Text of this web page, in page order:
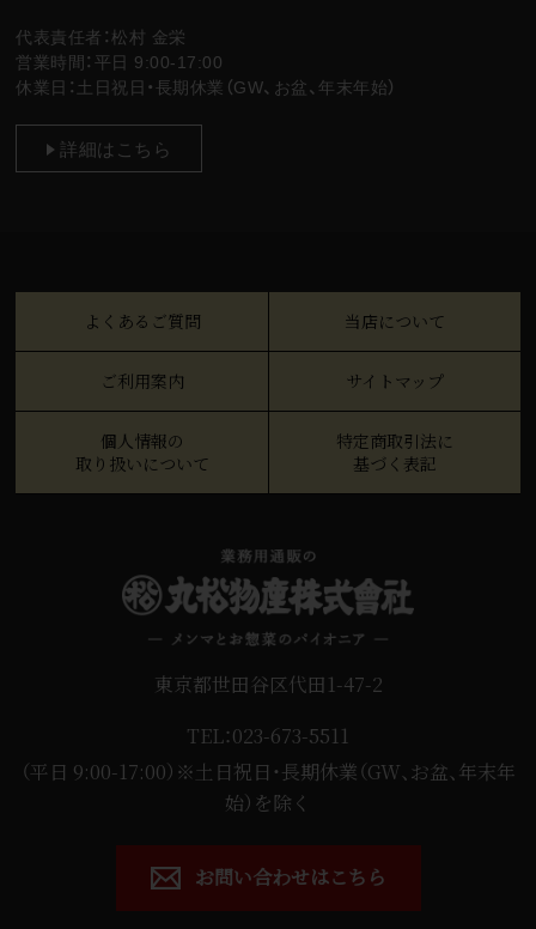
代表責任者：松村 金栄
営業時間：平日 9:00-17:00
休業日：土日祝日・長期休業（GW、お盆、年末年始）
詳細はこちら
よくあるご質問 当店について
ご利用案内 サイトマップ
個人情報の
取り扱いについて
特定商取引法に
基づく表記
東京都世田谷区代田1-47-2
TEL：023-673-5511
（平日 9:00-17:00）※土日祝日・長期休業（GW、お盆、年末年
始）を除く
お問い合わせはこちら